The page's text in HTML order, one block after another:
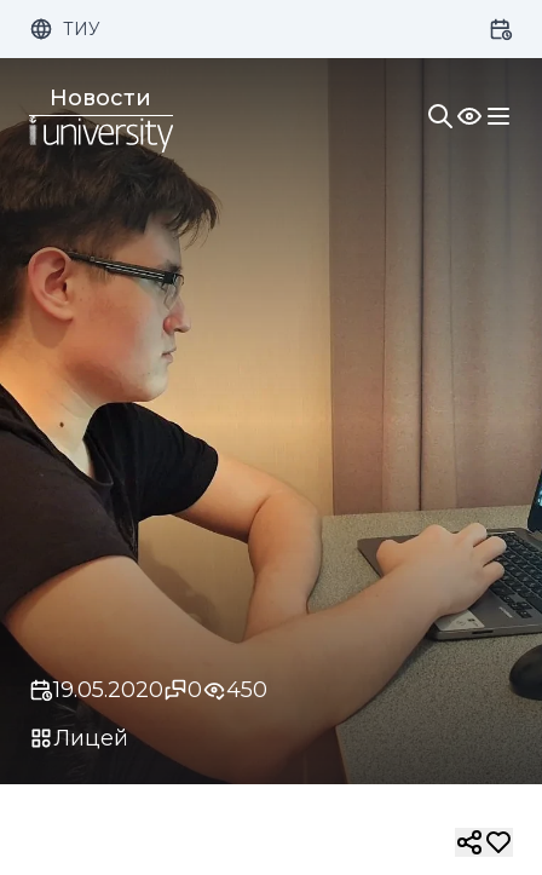
Размер шрифта: Цвет:
Изображения:
Озвучивание:
ТИУ
Новости
19.05.2020 0
450
Лицей